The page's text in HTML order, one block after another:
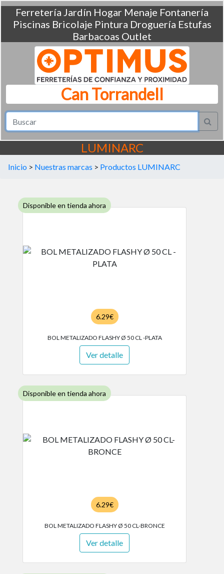
Ferretería Jardín Hogar Menaje Fontanería
Piscinas Bricolaje Pintura Droguería Estufas
Barbacoas Outlet
Can Torrandell
LUMINARC
Inicio > Nuestras marcas > Productos LUMINARC
Disponible en tienda ahora
6.29€
BOL METALIZADO FLASHY Ø 50 CL -PLATA
Ver detalle
Disponible en tienda ahora
6.29€
BOL METALIZADO FLASHY Ø 50 CL-BRONCE
Ver detalle